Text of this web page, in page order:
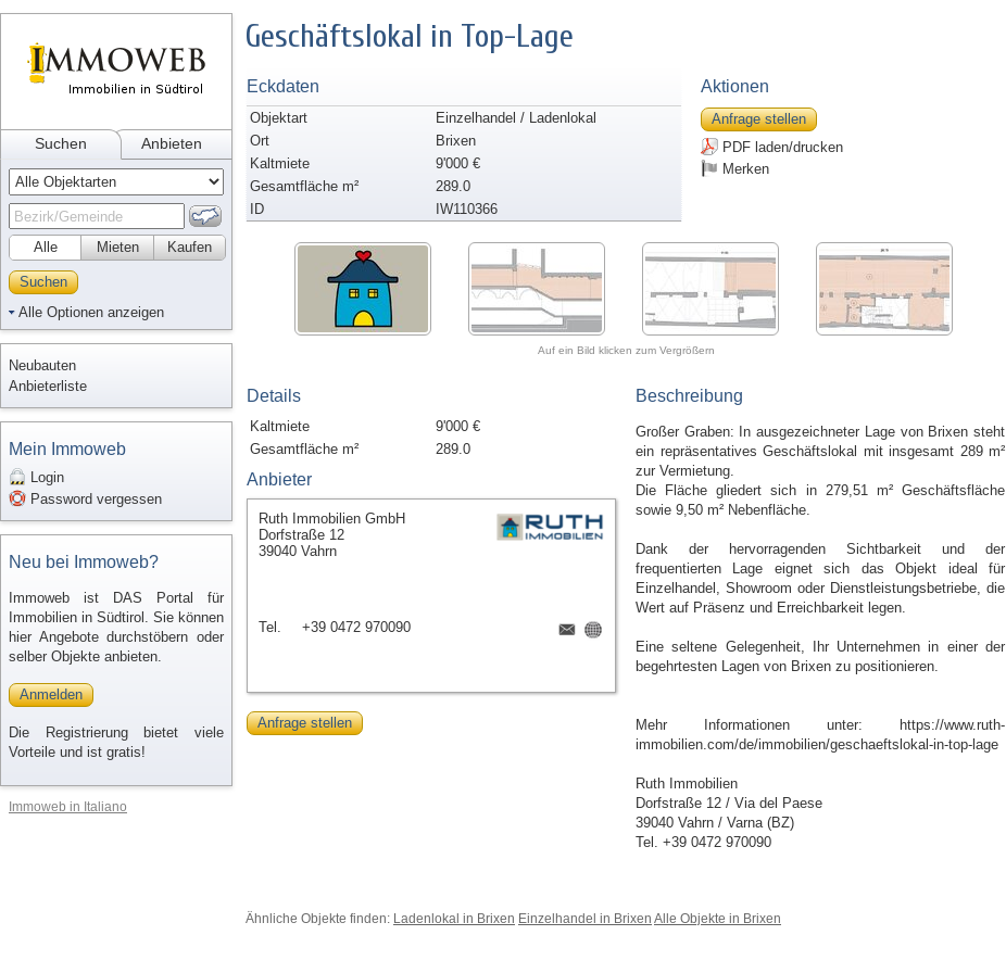
Suchen Anbieten
Alle Kaufen
Mieten
Suchen
Alle Optionen anzeigen
Neubauten
Anbieterliste
Mein Immoweb
Login
Password vergessen
Neu bei Immoweb?
Immoweb ist DAS Portal für
Immobilien in Südtirol. Sie können
hier Angebote durchstöbern oder
selber Objekte anbieten.
Anmelden
Die Registrierung bietet viele
Vorteile und ist gratis!
Immoweb in Italiano
Geschäftslokal in Top-Lage
Eckdaten
Objektart
Einzelhandel / Ladenlokal
Ort
Brixen
Kaltmiete
9'000 €
Gesamtfläche m²
289.0
ID
IW110366
Aktionen
Anfrage stellen
PDF laden/drucken
Merken
Auf ein Bild klicken zum Vergrößern
Details
Kaltmiete
9'000 €
Gesamtfläche m²
289.0
Beschreibung
Großer Graben: In ausgezeichneter Lage von Brixen steht
ein repräsentatives Geschäftslokal mit insgesamt 289 m²
zur Vermietung.
Die Fläche gliedert sich in 279,51 m² Geschäftsfläche
sowie 9,50 m² Nebenfläche.
Dank der hervorragenden Sichtbarkeit und der
frequentierten Lage eignet sich das Objekt ideal für
Einzelhandel, Showroom oder Dienstleistungsbetriebe, die
Wert auf Präsenz und Erreichbarkeit legen.
Eine seltene Gelegenheit, Ihr Unternehmen in einer der
begehrtesten Lagen von Brixen zu positionieren.
Mehr Informationen unter: https://www.ruth-
immobilien.com/de/immobilien/geschaeftslokal-in-top-lage
Ruth Immobilien
Dorfstraße 12 / Via del Paese
39040 Vahrn / Varna (BZ)
Tel. +39 0472 970090
Anbieter
Ruth Immobilien GmbH
Dorfstraße 12
39040 Vahrn
Tel. +39 0472 970090
Anfrage stellen
Ähnliche Objekte finden: Ladenlokal in Brixen Einzelhandel in Brixen Alle Objekte in Brixen